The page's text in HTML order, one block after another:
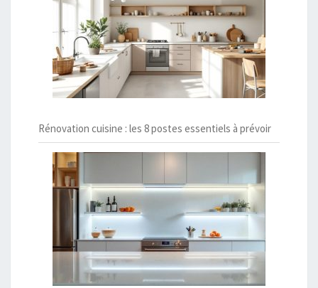
Rénovation cuisine : les 8 postes essentiels à prévoir